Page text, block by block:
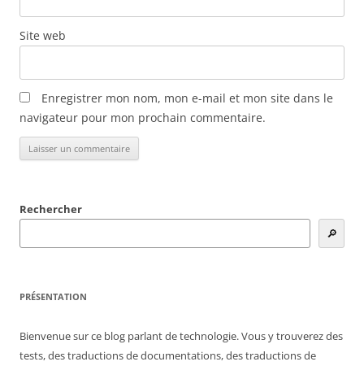
Site web
Enregistrer mon nom, mon e-mail et mon site dans le
navigateur pour mon prochain commentaire.
Rechercher
🔎
PRÉSENTATION
Bienvenue sur ce blog parlant de technologie. Vous y trouverez des
tests, des traductions de documentations, des traductions de